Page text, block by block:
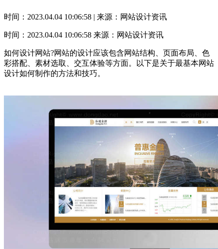
时间：2023.04.04 10:06:58 | 来源：网站设计资讯
时间：2023.04.04 10:06:58 来源：网站设计资讯
如何设计网站?网站的设计应该包含网站结构、页面布局、色
彩搭配、素材选取、交互体验等方面。以下是关于最基本网站
设计如何制作的方法和技巧。